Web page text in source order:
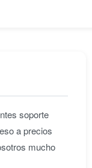
soporte
a precios
mucho